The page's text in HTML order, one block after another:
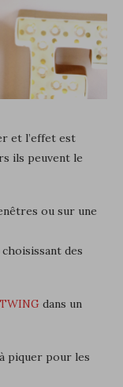
et l’effet est
ils peuvent le
ou sur une
des
dans un
piquer pour les